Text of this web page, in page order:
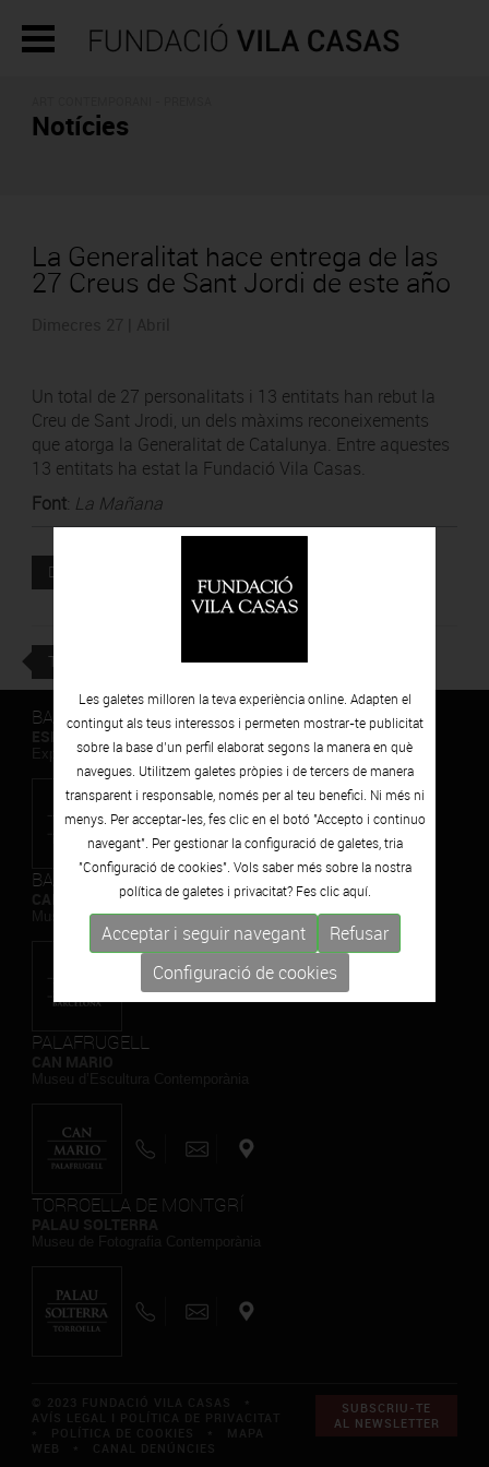
Notícies
La Generalitat hace entrega de las
27 Creus de Sant Jordi de este año
Un total de 27 personalitats i 13 entitats han rebut la
Creu de Sant Jrodi, un dels màxims reconeixements
que atorga la Generalitat de Catalunya. Entre aquestes
13 entitats ha estat la Fundació Vila Casas.
Font: La Mañana
DESCARREGAR Document adjunt
TORNAR
BARCELONA
ESPAIS VOLART
Exposicions Temporals d'Art Contemporani
BARCELONA
CAN FRAMIS
Museu de Pintura Contemporània
PALAFRUGELL
TORROELLA DE MONTGRÍ
SUBSCRIU-TE
AL NEWSLETTER
Les galetes milloren la teva experiència online. Adapten el
contingut als teus interessos i permeten mostrar-te publicitat
sobre la base d’un perfil elaborat segons la manera en què
navegues. Utilitzem galetes pròpies i de tercers de manera
transparent i responsable, només per al teu benefici. Ni més ni
menys. Per acceptar-les, fes clic en el botó "Accepto i continuo
navegant". Per gestionar la configuració de galetes, tria
"Configuració de cookies". Vols saber més sobre la nostra
política de galetes i privacitat? Fes clicaquí.
Acceptar i seguir navegant
Refusar
Configuració de cookies